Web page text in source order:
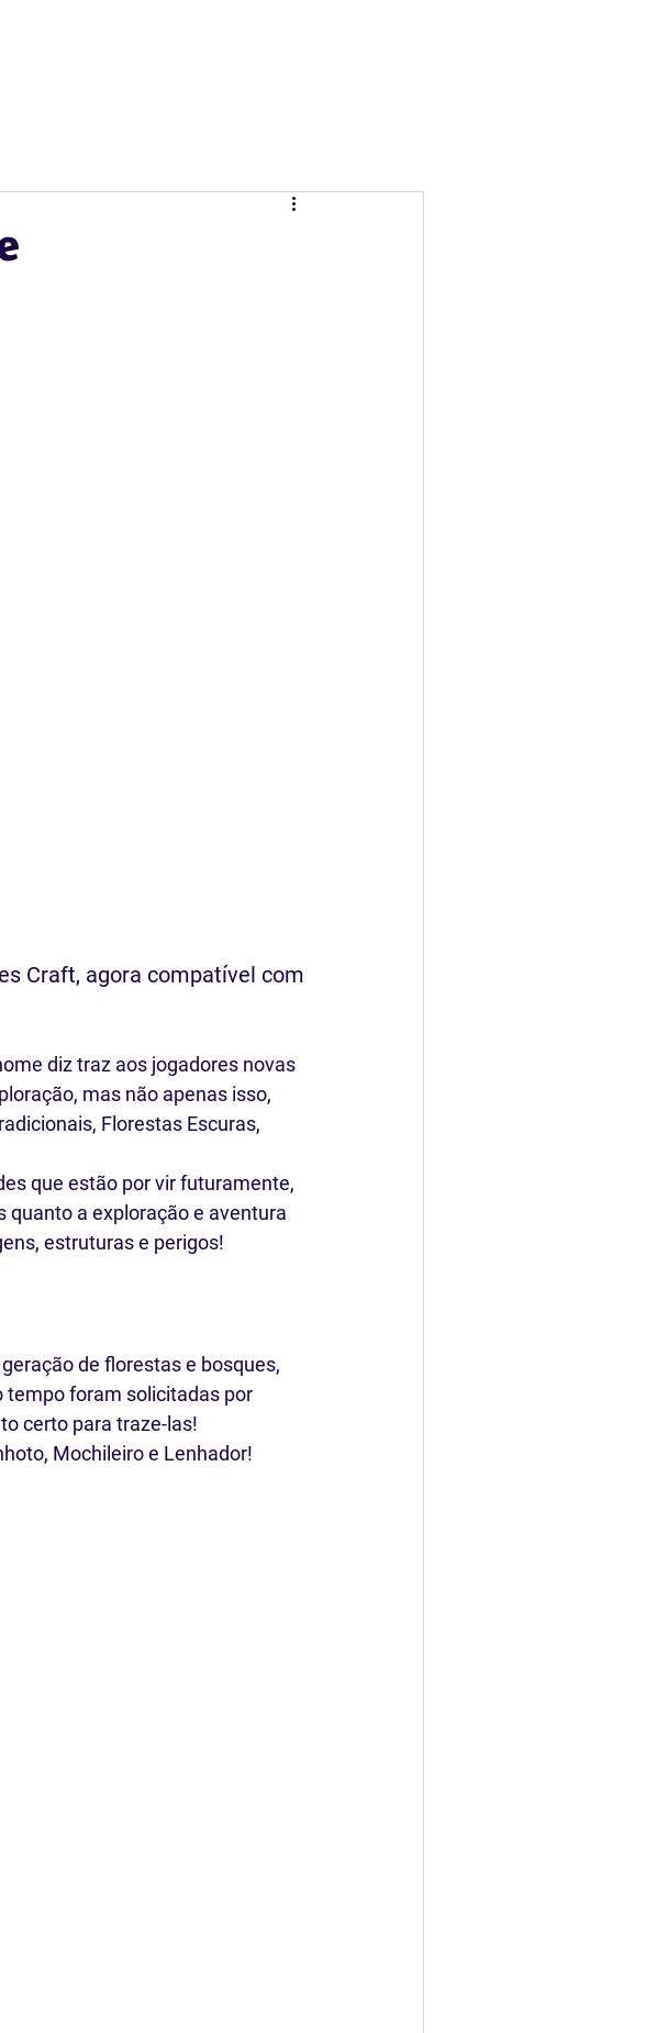
Craft, agora compatível com
diz traz aos jogadores novas
mas não apenas isso,
Florestas Escuras,
que estão por vir futuramente,
quanto a exploração e aventura
estruturas e perigos!
de florestas e bosques,
foram solicitadas por
certo para traze-las!
Mochileiro e Lenhador!